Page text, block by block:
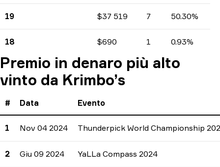
19 Guadagni
$37 519
Numero di tornei
7
Percentuali 50.30%
18 Guadagni
$690
Numero di tornei
1
Percentuali 0.93%
Premio in denaro più alto
vinto da Krimbo’s
# Data Evento
1 Nov 04 2024 Thunderpick World Championship
2 Giu 09 2024 YaLLa Compass 2024